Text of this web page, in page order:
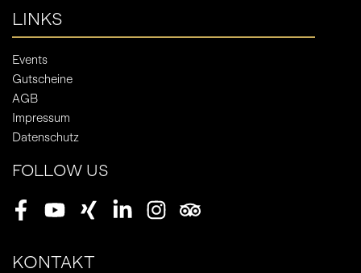
LINKS
Events
Gutscheine
AGB
Impressum
Datenschutz
FOLLOW US
FacebookYoutubeXing LinkedInInstagramTripadvisor
KONTAKT